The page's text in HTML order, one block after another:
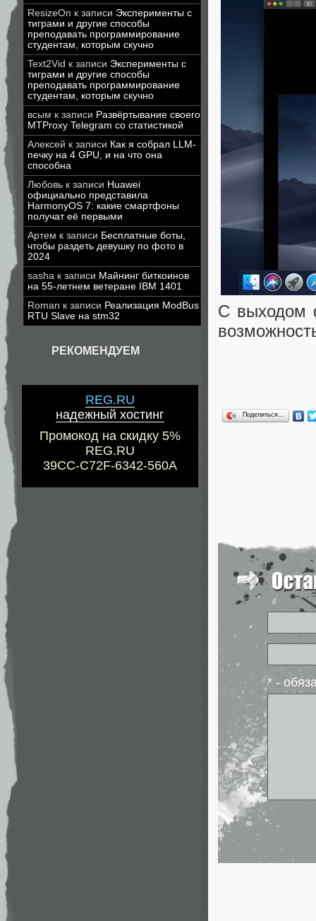
ResizeOn к записи Эксперименты с
тиграми и другие способы
преподавать программирование
студентам, которым скучно
Text2Vid к записи Эксперименты с
тиграми и другие способы
преподавать программирование
студентам, которым скучно
всым к записи Развёртывание своего
MTProxy Telegram со статистикой
Алексей к записи Как я собрал LLM-
печку на 4 GPU, и на что она
способна
Любовь к записи Huawei
официально представила
HarmonyOS 7: какие смартфоны
получат её первыми
Артем к записи Бесплатные боты,
чтобы раздеть девушку по фото в
2024
sasha к записи Майнинг биткоинов
на 55-летнем ветеране IBM 1401
Roman к записи Реализация ModBus
RTU Slave на stm32
РЕКОМЕНДУЕМ
REG.RU
надежный хостинг
Промокод на скидку 5%
REG.RU
39CC-C72F-6342-560A
С выходом
Поделиться…
* -